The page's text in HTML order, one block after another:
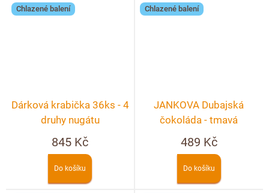
Chlazené balení
Dárková krabička 36ks - 4
druhy nugátu
845 Kč
Do košíku
Chlazené balení
JANKOVA Dubajská
čokoláda - tmavá
489 Kč
Do košíku